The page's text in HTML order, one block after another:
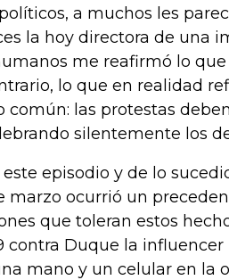
a muchos les
la hoy directora de una
me reafirmó lo que
lo que en realidad
las protestas deben
silentemente los
episodio y de lo
marzo ocurrió un
que toleran estos
contra Duque la influencer
mano y un celular en la